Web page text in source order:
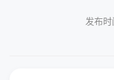
发布